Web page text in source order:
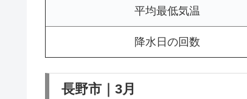
平均最低気温
降水日の回数
長野市｜3月